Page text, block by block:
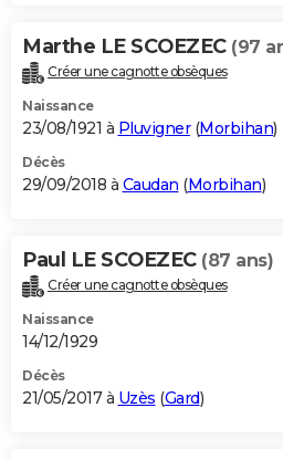
Marthe LE SCOEZEC (97
Créer une cagnotte obsèques
Naissance
23/08/1921 à Pluvigner(Morbihan)
Décès
29/09/2018 à Caudan (Morbihan)
Paul LE SCOEZEC (87 ans)
Créer une cagnotte obsèques
Naissance
14/12/1929
Décès
21/05/2017 à Uzès (Gard)